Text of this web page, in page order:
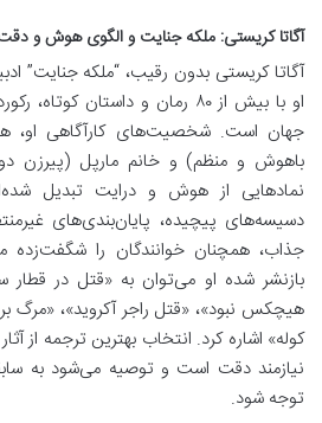
آگاتا کریستی: ملکه جنایت و الگوی هوش و
آگاتا کریستی بدون رقیب، “ملکه
او با بیش از ۸۰ رمان و داستان
جهان است. شخصیت‌های کارآگاهی او،
باهوش و منظم) و خانم مارپل (پیرزن
نمادهایی از هوش و درایت تبدیل
دسیسه‌های پیچیده، پایان‌بندی‌های
جذاب، همچنان خوانندگان را شگفت‌زده
بازنشر شده او می‌توان به «قتل در
هیچکس نبود»، «قتل راجر آکروید»، «مرگ
کوله» اشاره کرد. انتخاب بهترین ترجمه از
نیازمند دقت است و توصیه می‌شود به
توجه شود.